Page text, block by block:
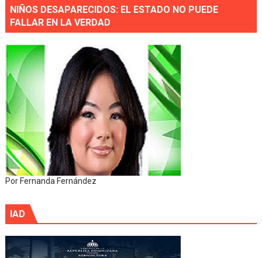
NIÑOS DESAPARECIDOS: EL ESTADO NO PUEDE
FALLAR EN LA VERDAD
Por Fernanda Fernández
IAD